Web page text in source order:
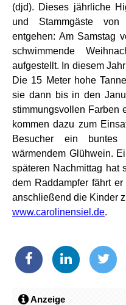
(djd). Dieses jährliche
und Stammgäste von
entgehen: Am Samstag
schwimmende
aufgestellt. In diesem
Die 15 Meter hohe
sie dann bis in den
stimmungsvollen Farben
kommen dazu zum
Besucher ein
wärmendem Glühwein.
späteren Nachmittag hat
dem Raddampfer fährt
anschließend die Kinder
www.carolinensiel.de.
Anzeige